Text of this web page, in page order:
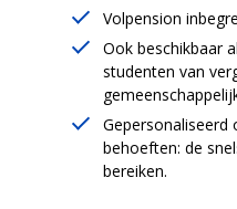
Volpension
Ook beschikbaar
studenten van
behoeften: de
bereiken.